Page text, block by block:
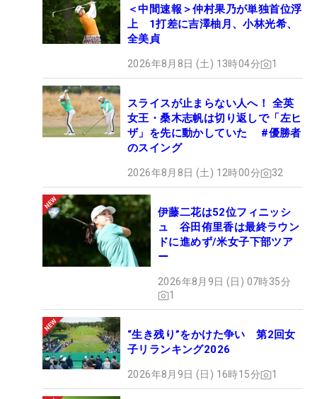
＜中間速報＞仲村果乃が単独首位浮
上 1打差に吉澤柚月、小林光希、
全美貞
2026年8月8日 (土) 13時04分 1
スライスが止まらない人へ！ 全英
女王・桑木志帆は切り返しで「左ヒ
ザ」を先に動かしていた #優勝者
のスイング
2026年8月8日 (土) 12時00分 32
伊藤二花は52位フィニッシ
ュ 谷田侑里香は最終ラウン
ドに進めず/米女子下部ツア
ー
2026年8月9日 (日) 07時35分
1
“生き残り”をかけた争い 第2回女
子リランキング2026
2026年8月9日 (日) 16時15分 1